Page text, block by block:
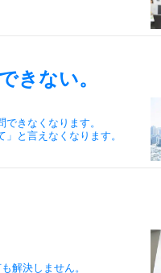
きない。
きなくなります。
と言えなくなります。
解決しません。